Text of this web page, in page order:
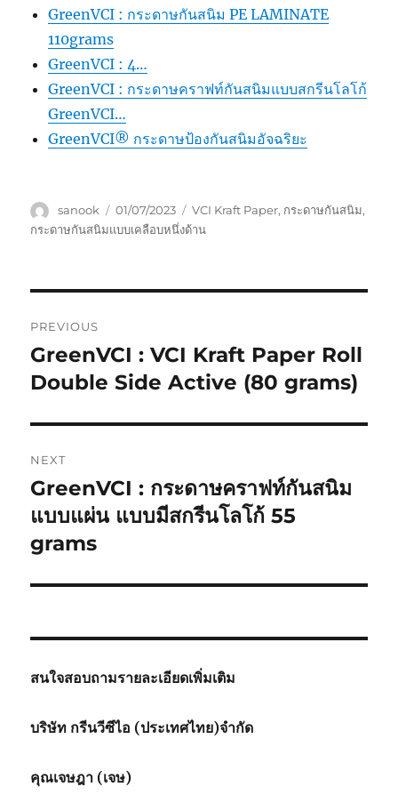
GreenVCI : กระดาษกันสนิม PE LAMINATE
110grams
GreenVCI : 4…
GreenVCI : กระดาษคราฟท์กันสนิมแบบสกรีนโลโก้
GreenVCI…
GreenVCI® กระดาษป้องกันสนิมอัจฉริยะ
Author
sanook
Posted
on
01/07/2023 Tags
VCI Kraft Paper, กระดาษกันสนิม,
กระดาษกันสนิมแบบเคลือบหนึ่งด้าน
navigation
PREVIOUS
Previous
post:
GreenVCI : VCI Kraft Paper Roll
Double Side Active (80 grams)
NEXT
Next
post:
GreenVCI : กระดาษคราฟท์กันสนิม
แบบแผ่น แบบมีสกรีนโลโก้ 55
grams
สนใจสอบถามรายละเอียดเพิ่มเติม
บริษัท กรีนวีซีไอ (ประเทศไทย)จำกัด
คุณเจษฎา (เจษ)